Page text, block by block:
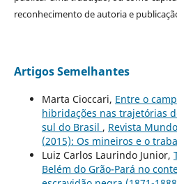
reconhecimento de autoria e
Artigos Semelhantes
Marta Cioccari, Entre o
hibridações nas trajetórias
sul do Brasil , Revista
(2015): Os mineiros e o
Luiz Carlos Laurindo Junior,
Belém do Grão-Pará no